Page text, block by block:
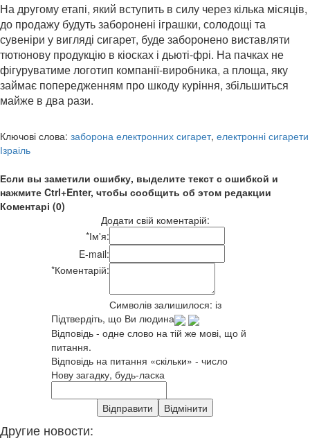
На другому етапі, який вступить в силу через кілька місяців,
до продажу будуть заборонені іграшки, солодощі та
сувеніри у вигляді сигарет, буде заборонено виставляти
тютюнову продукцію в кіосках і дьюті-фрі. На пачках не
фігуруватиме логотип компанії-виробника, а площа, яку
займає попередженням про шкоду куріння, збільшиться
майже в два рази.
Ключові слова: заборона електронних сигарет, електронні сигарети
Ізраіль
Если вы заметили ошибку, выделите текст с ошибкой и
нажмите Ctrl+Enter, чтобы сообщить об этом редакции
Коментарі (0)
Додати свій коментарій:
*Ім'я:
E-mail:
*Коментарій:
Символів залишилося: із
Підтвердіть, що Ви людина
Відповідь - одне слово на тій же мові, що й
питання.
Відповідь на питання «скільки» - число
Нову загадку, будь-ласка
Другие новости: